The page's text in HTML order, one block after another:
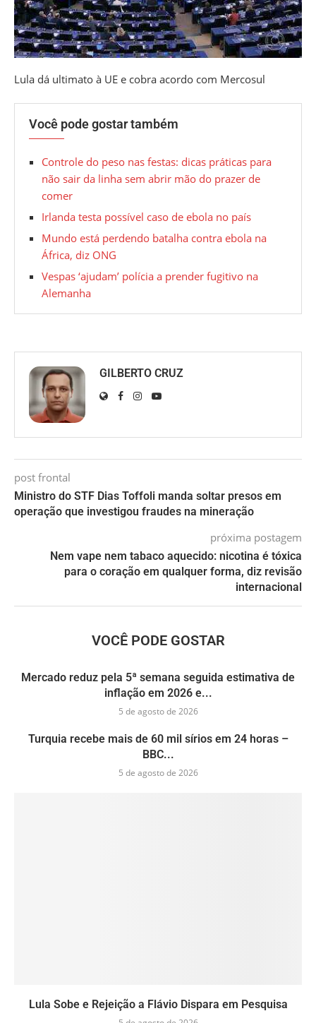
Lula dá ultimato à UE e cobra acordo com Mercosul
Você pode gostar também
Controle do peso nas festas: dicas práticas para
não sair da linha sem abrir mão do prazer de
comer
Irlanda testa possível caso de ebola no país
Mundo está perdendo batalha contra ebola na
África, diz ONG
Vespas ‘ajudam’ polícia a prender fugitivo na
Alemanha
GILBERTO CRUZ
post frontal
Ministro do STF Dias Toffoli manda soltar presos em
operação que investigou fraudes na mineração
próxima postagem
Nem vape nem tabaco aquecido: nicotina é tóxica
para o coração em qualquer forma, diz revisão
internacional
VOCÊ PODE GOSTAR
Mercado reduz pela 5ª semana seguida estimativa de
inflação em 2026 e...
5 de agosto de 2026
Turquia recebe mais de 60 mil sírios em 24 horas –
BBC...
5 de agosto de 2026
Lula Sobe e Rejeição a Flávio Dispara em Pesquisa